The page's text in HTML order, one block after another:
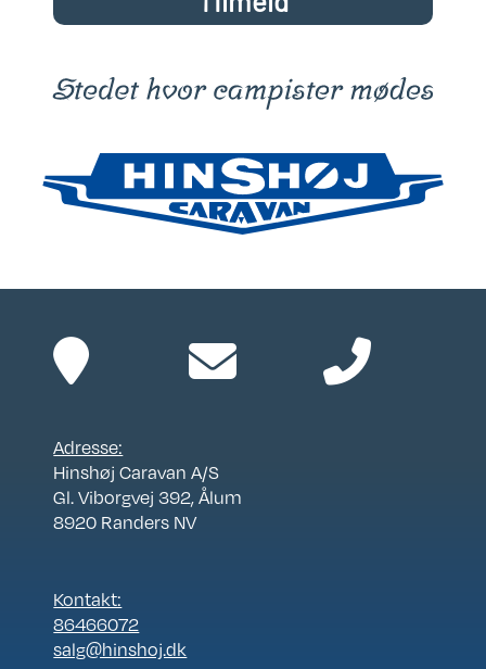
Adresse:
Hinshøj Caravan A/S
Gl. Viborgvej 392, Ålum
8920 Randers NV
Kontakt:
86466072
salg@hinshoj.dk